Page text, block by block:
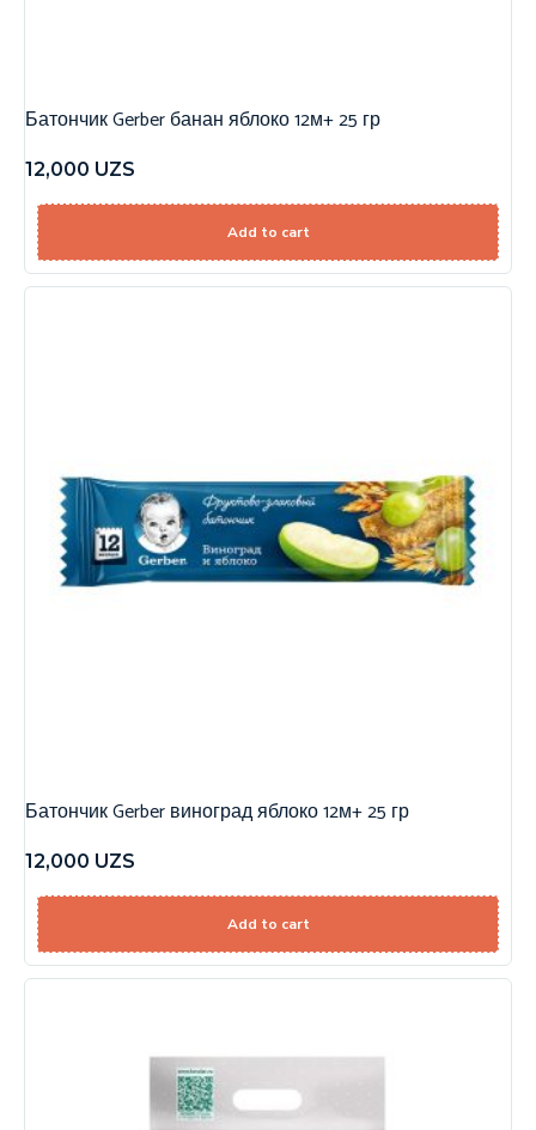
Батончик Gerber банан яблоко 12м+ 25 гр
12,000 UZS
Add to cart
Батончик Gerber виноград яблоко 12м+ 25 гр
12,000 UZS
Add to cart